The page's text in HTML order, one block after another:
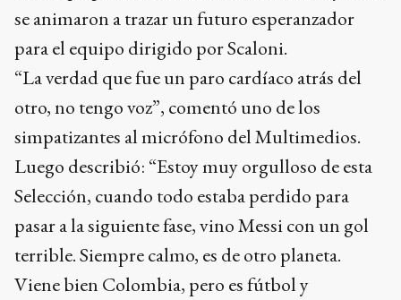
se animaron a trazar un futuro esperanzador
para el equipo dirigido por Scaloni.
“La verdad que fue un paro cardíaco atrás del
otro, no tengo voz”, comentó uno de los
simpatizantes al micrófono del Multimedios.
Luego describió: “Estoy muy orgulloso de esta
Selección, cuando todo estaba perdido para
pasar a la siguiente fase, vino Messi con un gol
terrible. Siempre calmo, es de otro planeta.
Viene bien Colombia, pero es fútbol y